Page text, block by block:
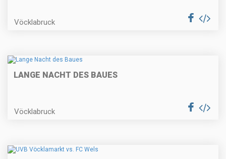
Vöcklabruck
LANGE NACHT DES BAUES
Vöcklabruck